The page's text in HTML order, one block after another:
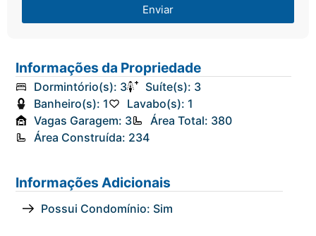
Enviar
Informações da Propriedade
Dormintório(s): 3
Suíte(s): 3
Banheiro(s): 1
Lavabo(s): 1
Vagas Garagem: 3
Área Total: 380
Área Construída: 234
Informações Adicionais
Possui Condomínio: Sim